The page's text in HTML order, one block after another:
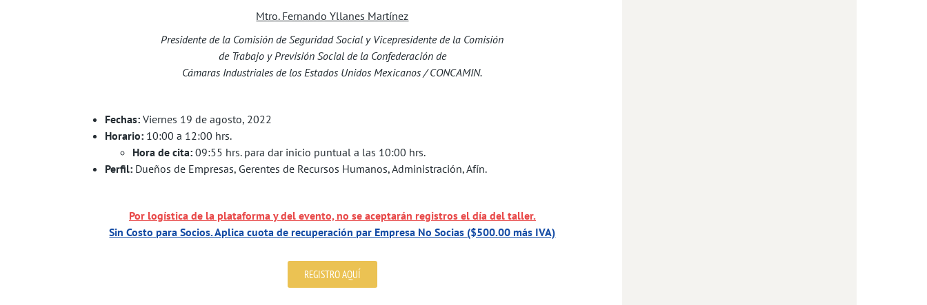
Mtro. Fernando Yllanes Martínez
Presidente de la Comisión de Seguridad Social y Vicepresidente de la Comisión
de Trabajo y Previsión Social de la Confederación de
Cámaras Industriales de los Estados Unidos Mexicanos / CONCAMIN.
Fechas: Viernes 19 de agosto, 2022
Horario: 10:00 a 12:00 hrs.
Hora de cita: 09:55 hrs. para dar inicio puntual a las 10:00 hrs.
Perfil: Dueños de Empresas, Gerentes de Recursos Humanos, Administración, Afín.
Por logística de la plataforma y del evento, no se aceptarán registros el día del taller.
Sin Costo para Socios. Aplica cuota de recuperación par Empresa No Socias ($500.00 más IVA)
REGISTRO AQUÍ